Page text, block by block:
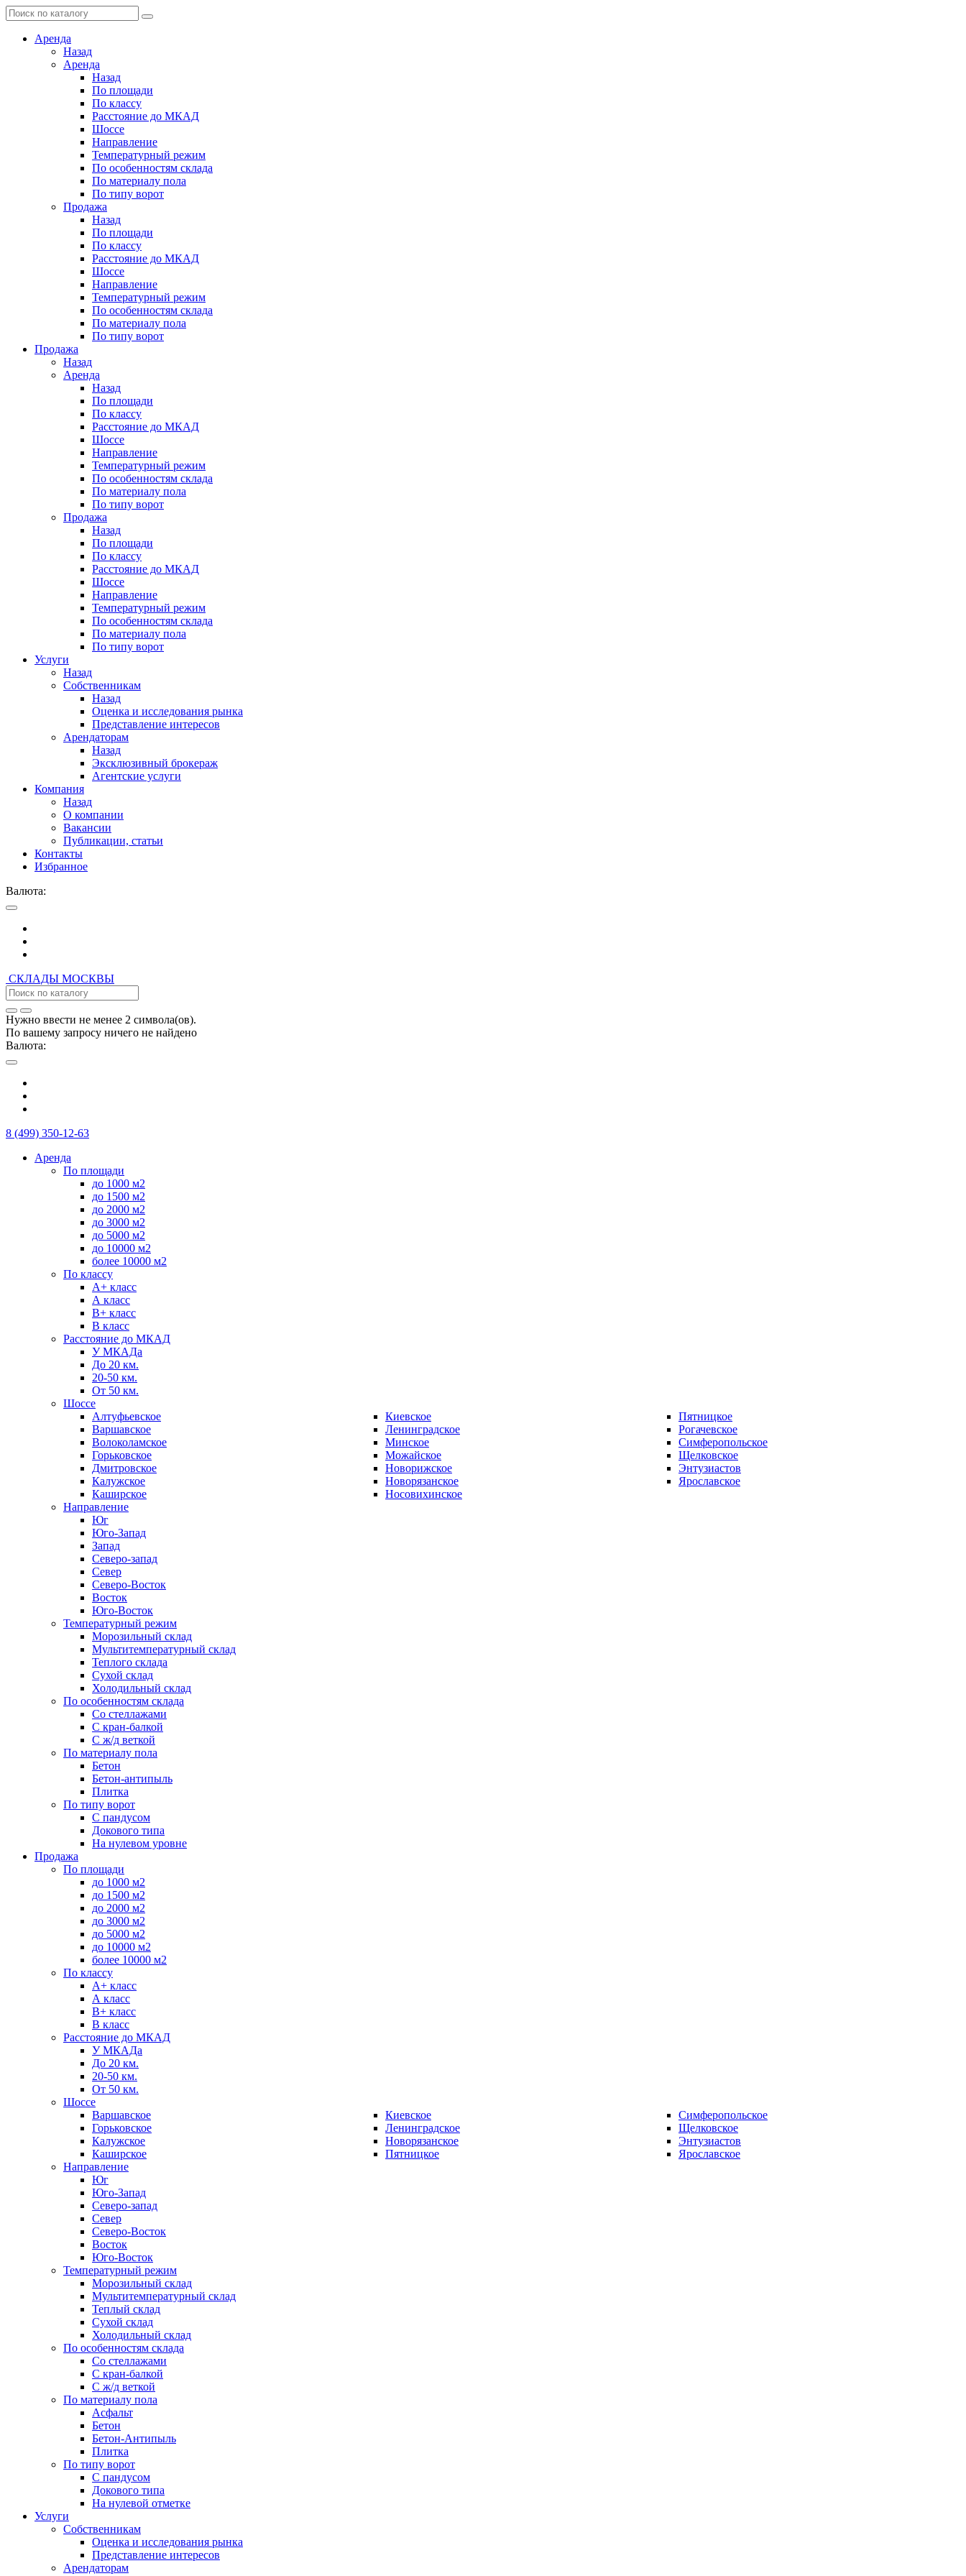
Аренда
Назад
Аренда
Назад
По площади
По классу
Расстояние до МКАД
Шоссе
Направление
Температурный режим
По особенностям склада
По материалу пола
По типу ворот
Продажа
Назад
По площади
По классу
Расстояние до МКАД
Шоссе
Направление
Температурный режим
По особенностям склада
По материалу пола
По типу ворот
Продажа
Назад
Аренда
Назад
По площади
По классу
Расстояние до МКАД
Шоссе
Направление
Температурный режим
По особенностям склада
По материалу пола
По типу ворот
Продажа
Назад
По площади
По классу
Расстояние до МКАД
Шоссе
Направление
Температурный режим
По особенностям склада
По материалу пола
По типу ворот
Услуги
Назад
Собственникам
Назад
Оценка и исследования рынка
Представление интересов
Арендаторам
Назад
Эксклюзивный брокераж
Агентские услуги
Компания
Назад
О компании
Вакансии
Публикации, статьи
Контакты
Избранное
Валюта:
СКЛАДЫ МОСКВЫ
Нужно ввести не менее 2 символа(ов).
По вашему запросу ничего не найдено
Валюта:
8 (499) 350-12-63
Аренда
По площади
до 1000 м2
до 1500 м2
до 2000 м2
до 3000 м2
до 5000 м2
до 10000 м2
более 10000 м2
По классу
А+ класс
А класс
B+ класс
В класс
Расстояние до МКАД
У МКАДа
До 20 км.
20-50 км.
От 50 км.
Шоссе
Алтуфьевское
Варшавское
Волоколамское
Горьковское
Дмитровское
Калужское
Каширское
Киевское
Ленинградское
Минское
Можайское
Новорижское
Новорязанское
Носовихинское
Пятницкое
Рогачевское
Симферопольское
Щелковское
Энтузиастов
Ярославское
Направление
Юг
Юго-Запад
Запад
Северо-запад
Север
Северо-Восток
Восток
Юго-Восток
Температурный режим
Морозильный склад
Мультитемпературный склад
Теплого склада
Сухой склад
Холодильный склад
По особенностям склада
Со стеллажами
С кран-балкой
С ж/д веткой
По материалу пола
Бетон
Бетон-антипыль
Плитка
По типу ворот
С пандусом
Докового типа
На нулевом уровне
Продажа
По площади
до 1000 м2
до 1500 м2
до 2000 м2
до 3000 м2
до 5000 м2
до 10000 м2
более 10000 м2
По классу
A+ класс
А класс
В+ класс
B класс
Расстояние до МКАД
У МКАДа
До 20 км.
20-50 км.
От 50 км.
Шоссе
Варшавское
Горьковское
Калужское
Каширское
Киевское
Ленинградское
Новорязанское
Пятницкое
Симферопольское
Щелковское
Энтузиастов
Ярославское
Направление
Юг
Юго-Запад
Северо-запад
Север
Северо-Восток
Восток
Юго-Восток
Температурный режим
Морозильный склад
Мультитемпературный склад
Теплый склад
Сухой склад
Холодильный склад
По особенностям склада
Со стеллажами
С кран-балкой
С ж/д веткой
По материалу пола
Асфальт
Бетон
Бетон-Антипыль
Плитка
По типу ворот
С пандусом
Докового типа
На нулевой отметке
Услуги
Собственникам
Оценка и исследования рынка
Представление интересов
Арендаторам